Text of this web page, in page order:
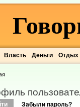
Власть Деньги Отдых
Забыли пароль?